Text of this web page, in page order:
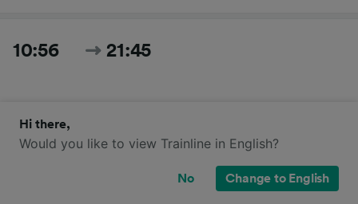
10:56 21:45
Hi there,
Would you like to view Trainline in English?
No Change to English